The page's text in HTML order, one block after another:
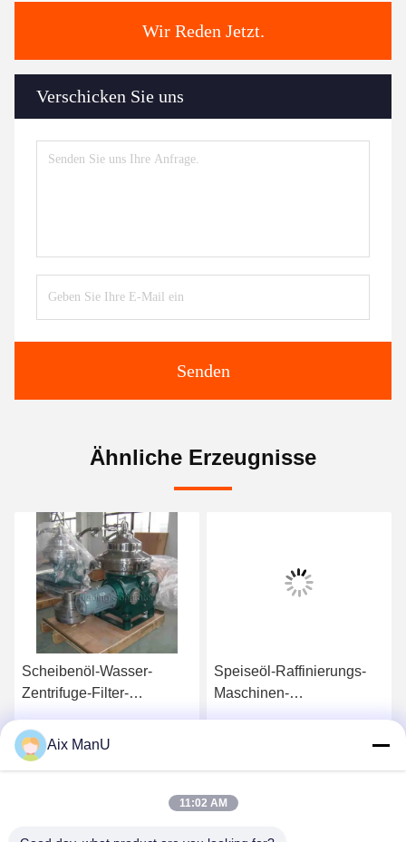
Wir Reden Jetzt.
Verschicken Sie uns
Senden
Ähnliche Erzeugnisse
Scheibenöl-Wasser-
Zentrifuge-Filter-
Speiseöl-Raffinierungs-
Maschinen-
Aix ManU
11:02 AM